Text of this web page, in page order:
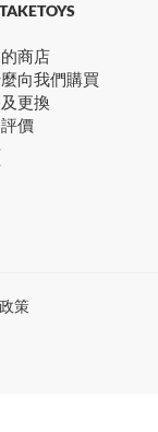
商店
向我們購買
更換
價
策